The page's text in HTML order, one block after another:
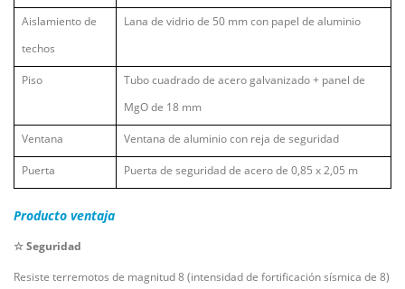
Aislamiento de
techos
Lana de vidrio de 50 mm con papel de aluminio
Piso
Tubo cuadrado de acero galvanizado + panel de
MgO de 18 mm
Ventana Ventana de aluminio con reja de seguridad
Puerta Puerta de seguridad de acero de 0,85 x 2,05 m
Producto ventaja
☆Seguridad
Resiste terremotos de magnitud 8 (intensidad de fortificación sísmica de 8)